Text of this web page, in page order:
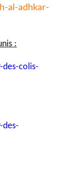
al-adhkar-
:
colis-